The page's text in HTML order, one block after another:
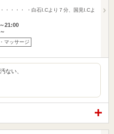
・・・・ ・白石I.Cより７分、国見I.Cよ
21:00
マッサージ
ない、